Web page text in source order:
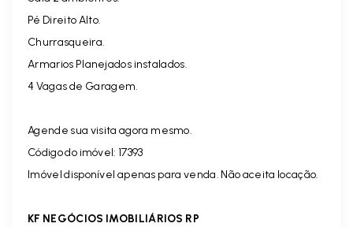
Pé Direito Alto.
Churrasqueira.
Armarios Planejados instalados.
4 Vagas de Garagem.
Agende sua visita agora mesmo.
Código do imóvel: 17393
Imóvel disponível apenas para venda. Não aceita locação.
KF NEGÓCIOS IMOBILIÁRIOS RP